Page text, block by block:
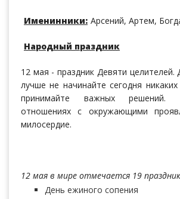
Именинники: Арсений, Артем,
Народный праздник
12 мая - праздник Девяти целителей.
лучше не начинайте сегодня
принимайте важных решений.
отношениях с окружающими
милосердие.
12 мая в мире отмечается 19
День ежиного сопения